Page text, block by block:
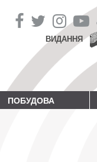
ВИДАННЯ
ПОБУДОВА